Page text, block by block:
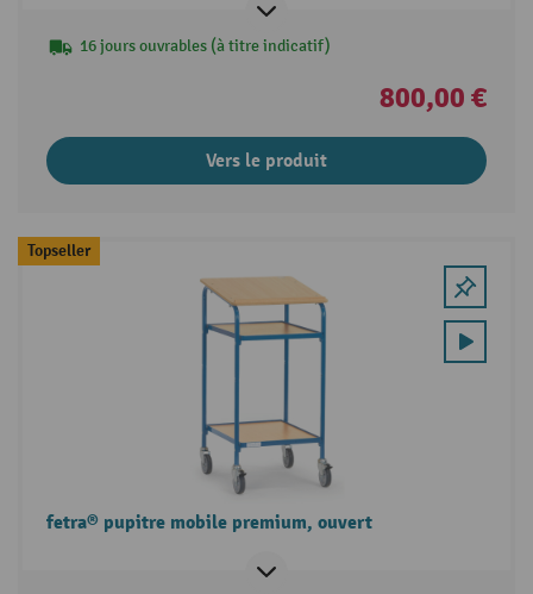
16 jours ouvrables (à titre indicatif)
800,00 €
Vers le produit
Topseller
fetra® pupitre mobile premium, ouvert